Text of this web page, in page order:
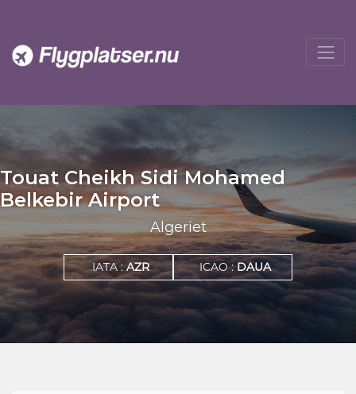
Touat Cheikh Sidi Mohamed
Belkebir Airport
Algeriet
IATA :AZR ICAO :DAUA